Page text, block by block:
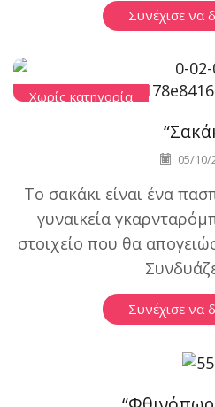
Συνέχισε να
Χωρίς κατηγορία
05/10/
Το σακάκι είναι ένα
γυναικεία
στοιχείο που θα
Συνέχισε να